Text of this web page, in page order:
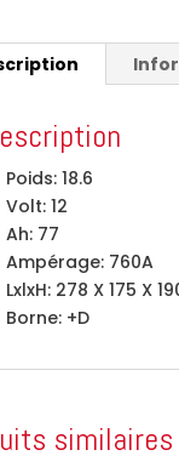
Poids:18.6
Volt:12
Ah:77
Ampérage:760A
LxlxH:278 X 175 X
Borne:+D
similaires